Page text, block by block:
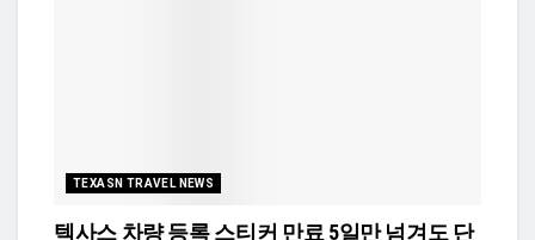
TEXASN TRAVEL NEWS
텍사스 차량 등록 스티커 만료 5일만 넘겨도 단